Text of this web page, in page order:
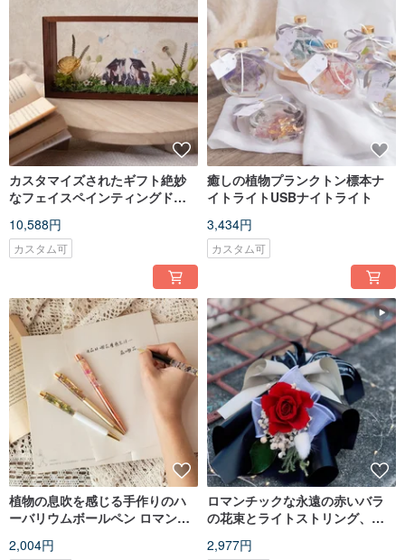
カスタマイズされたギフト絶妙
なフェイスペインティングドラ
10,588円
カスタム可
癒しの植物プランクトン標本ナ
イトライトUSBナイトライト
3,434円
カスタム可
植物の息吹を感じる手作りのハ
ーバリウムボールペン ロマンチ
2,004円
ロマンチックな永遠の赤いバラ
の花束とライトストリング、バ
2,977円